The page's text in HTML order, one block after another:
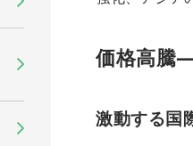
価格高騰
激動する国